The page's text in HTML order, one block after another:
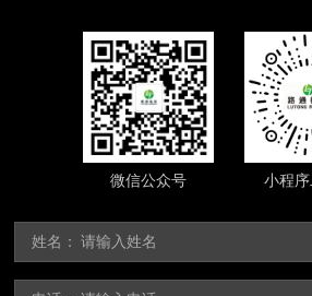
微信公众号 小程
姓名：